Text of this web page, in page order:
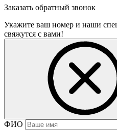
Заказать обратный звонок
Укажите ваш номер и наши
свяжутся с вами!
ФИО